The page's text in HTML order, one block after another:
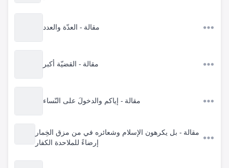
مقالة - العدّة والعدد
مقالة - القضيّة أكبر
مقالة - إياكم والدخولَ على النّساء
مقالة - بل يكرهون الإسلام وشعائره في من مزق الخِمار
إرضاءً للملاحدة الكفار